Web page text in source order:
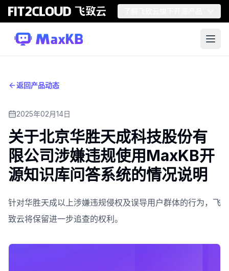
返回产品动态
2025年02月14日
关于北京华胜天成科技股份有
限公司涉嫌违规使用MaxKB开
源知识库问答系统的情况说明
针对华胜天成以上涉嫌违规侵权及误导用户群体的行为，飞
致云将保留进一步追查的权利。